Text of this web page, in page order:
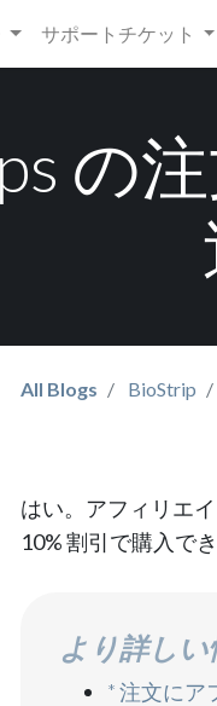
サポートチケット
の
All Blogs BioStrip
はい。アフィリエ
10% 割引で購入でき
より詳しい
* 注文にア